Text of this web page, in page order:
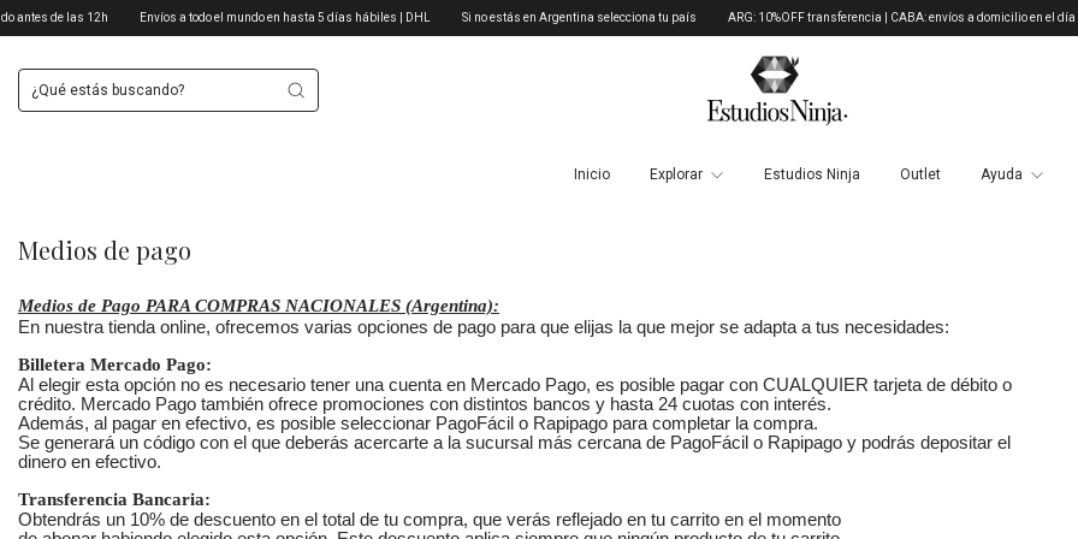
de las 12h Envíos a todo el mundo en hasta 5 días hábiles | DHL Si no estás en Argentina selecciona tu país ARG: 10%OFF transferencia | CABA: envíos a domicilio en el día
Inicio Explorar Estudios Ninja Outlet Ayuda
Medios de pago
Medios de Pago PARA COMPRAS NACIONALES (Argentina):
En nuestra tienda online, ofrecemos varias opciones de pago para que elijas la que mejor se adapta a tus necesidades:
Billetera Mercado Pago:
Al elegir esta opción no es necesario tener una cuenta en Mercado Pago, es posible pagar con CUALQUIER tarjeta de débito o
crédito. Mercado Pago también ofrece promociones con distintos bancos y hasta 24 cuotas con interés.
Además, al pagar en efectivo, es posible seleccionar PagoFácil o Rapipago para completar la compra.
Se generará un código con el que deberás acercarte a la sucursal más cercana de PagoFácil o Rapipago y podrás depositar el
dinero en efectivo.
Transferencia Bancaria:
Obtendrás un 10% de descuento en el total de tu compra, que verás reflejado en tu carrito en el momento